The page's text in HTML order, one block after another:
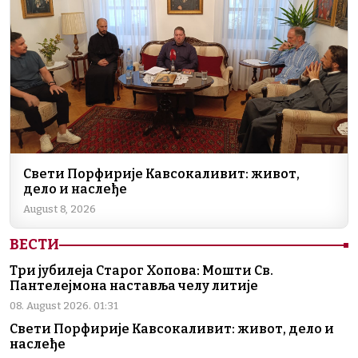
Свети Порфирије Кавсокаливит: живот,
дело и наслеђе
August 8, 2026
ВЕСТИ
Три јубилеја Старог Хопова: Мошти Св.
Пантелејмона наставља челу литије
08. August 2026. 01:31
Свети Порфирије Кавсокаливит: живот, дело и
наслеђе